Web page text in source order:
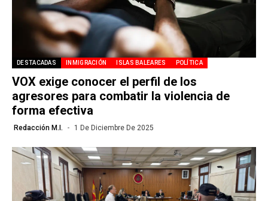
DESTACADAS INMIGRACIÓN ISLAS BALEARES POLÍTICA
VOX exige conocer el perfil de los
agresores para combatir la violencia de
forma efectiva
Redacción M.I. 1 De Diciembre De 2025